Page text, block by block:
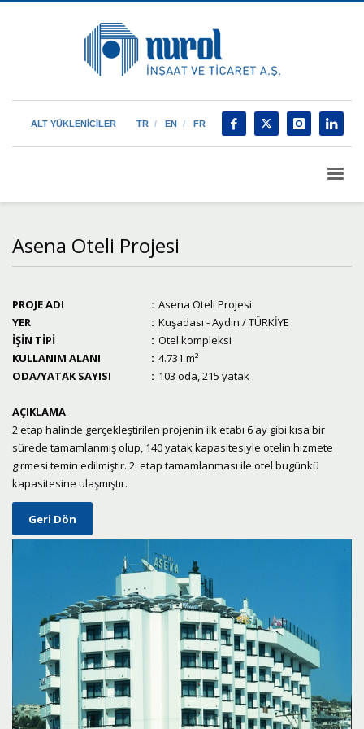
ALT YÜKLENİCİLER TR EN FR
Asena Oteli Projesi
PROJE ADI : Asena Oteli Projesi
YER
: Kuşadası - Aydın / TÜRKİYE
İŞİN TİPİ
: Otel kompleksi
KULLANIM ALANI
: 4.731 m²
ODA/YATAK SAYISI
: 103 oda, 215 yatak
AÇIKLAMA
2 etap halinde gerçekleştirilen projenin ilk etabı 6 ay gibi kısa bir
sürede tamamlanmış olup, 140 yatak kapasitesiyle otelin hizmete
girmesi temin edilmiştir. 2. etap tamamlanması ile otel bugünkü
kapasitesine ulaşmıştır.
Geri Dön